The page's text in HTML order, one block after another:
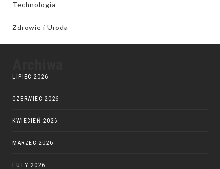
Technologia
Zdrowie i Uroda
LIPIEC 2026
CZERWIEC 2026
KWIECIEŃ 2026
MARZEC 2026
LUTY 2026